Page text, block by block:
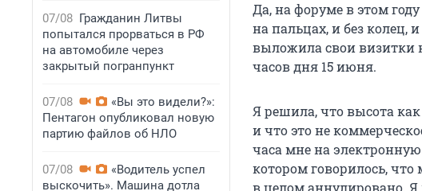
07/08 Гражданин Литвы
попытался прорваться в РФ
на автомобиле через
закрытый погранпункт
07/08
«Вы это видели?»:
Пентагон опубликовал новую
партию файлов об НЛО
07/08
«Водитель успел
выскочить». Машина дотла
Да, на форуме в этом
на пальцах, и без колец,
выложила свои визитки
часов дня 15 июня.
Я решила, что высота
и что это не
часа мне на
котором говорилось,
в целом аннулировано.